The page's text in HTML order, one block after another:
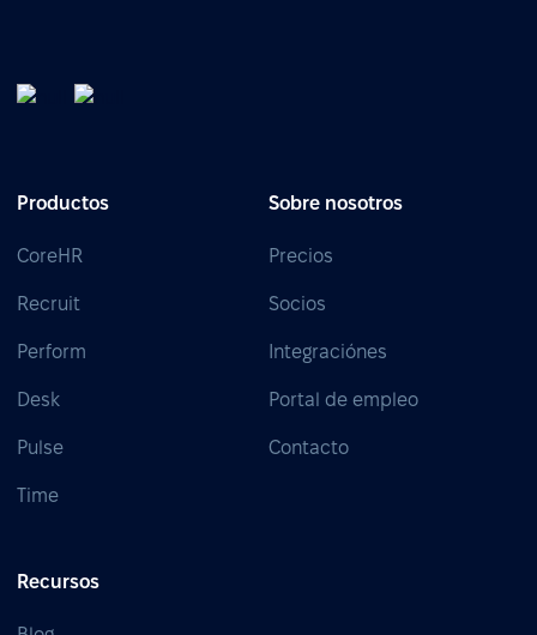
Productos
CoreHR
Recruit
Perform
Desk
Pulse
Time
Sobre nosotros
Precios
Socios
Integraciónes
Portal de empleo
Contacto
Recursos